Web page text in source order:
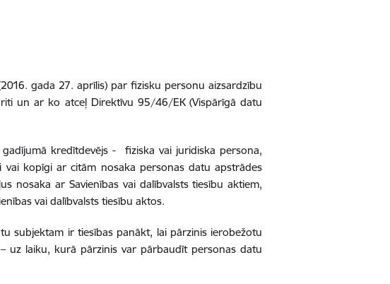
gada 27. aprīlis) par fizisku personu aizsardzību
un ar ko atceļ Direktīvu 95/46/EK (Vispārīgā datu
kredītdevējs - fiziska vai juridiska persona,
kopīgi ar citām nosaka personas datu apstrādes
nosaka ar Savienības vai dalībvalsts tiesību aktiem,
vai dalībvalsts tiesību aktos.
ir tiesības panākt, lai pārzinis ierobežotu
uz laiku, kurā pārzinis var pārbaudīt personas datu